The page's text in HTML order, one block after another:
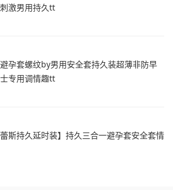
激男用持久tt
孕套螺纹by男用安全套持久装超薄非防早
专用调情趣tt
蕾斯持久延时装】持久三合一避孕套安全套情